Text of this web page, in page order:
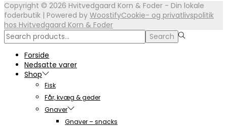
Copyright © 2026 Hvitvedgaard Korn & Foder - Din lokale
foderbutik | Powered by WoostifyCookie- og privatlivspolitik
hos Hvitvedgaard Korn & Foder
Search
for:>
Search
Forside
Nedsatte varer
Shop
Fisk
Får, kvæg & geder
Gnaver
Gnaver – snacks